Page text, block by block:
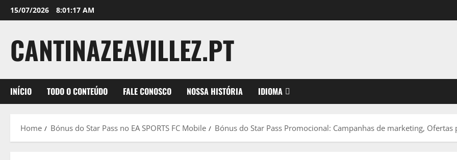
Skip
to
15/07/2026 8:01:18 AM
CANTINAZEAVILLEZ.PT
INÍCIO TODO O CONTEÚDO FALE CONOSCO NOSSA HISTÓRIA IDIOMA
Home Bónus do Star Pass no EA SPORTS FC Mobile Bónus do Star Pass Promocional: Campanhas de marketing,